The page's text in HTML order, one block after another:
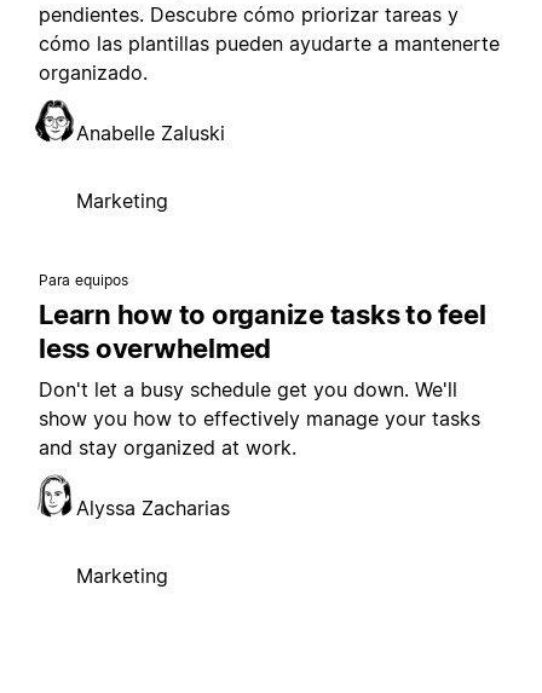
pendientes. Descubre cómo priorizar tareas y
cómo las plantillas pueden ayudarte a mantenerte
organizado.
Anabelle Zaluski
Marketing
Para equipos
Learn how to organize tasks to feel
less overwhelmed
Don't let a busy schedule get you down. We'll
show you how to effectively manage your tasks
and stay organized at work.
Alyssa Zacharias
Marketing